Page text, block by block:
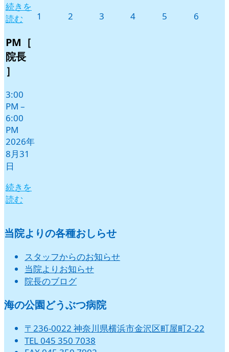
続きを
読む
PM［
院長
］
3:00
PM –
6:00
PM
2026年
8月31
日
続きを
読む
1 2 3 42026
5 6
当院よりの各種おしらせ
スタッフからのお知らせ
当院よりお知らせ
院長のブログ
海の公園どうぶつ病院
〒236-0022 神奈川県横浜市金沢区町屋町2-22
TEL 045 350 7038